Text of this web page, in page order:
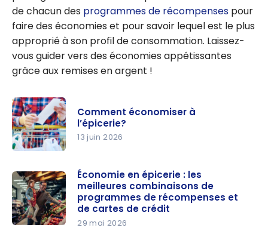
argent
de chacun des programmes de récompenses pour
faire des économies et pour savoir lequel est le plus
approprié à son profil de consommation. Laissez-
vous guider vers des économies appétissantes
grâce aux remises en argent !
économise
r à
l’épicerie?
Comment économiser à
l’épicerie?
13 juin 2026
Économie en épicerie : les
meilleures combinaisons de
programmes de récompenses et
de cartes de crédit
29 mai 2026